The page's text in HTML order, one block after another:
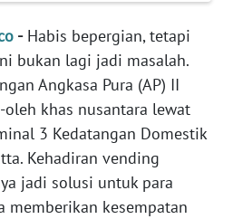
-Habis bepergian, tetapi
bukan lagi jadi masalah.
Angkasa Pura (AP) II
khas nusantara lewat
3 Kedatangan Domestik
Kehadiran vending
jadi solusi untuk para
memberikan kesempatan